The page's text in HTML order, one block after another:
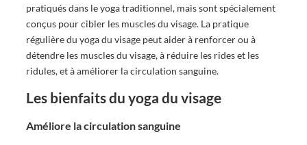
pratiqués dans le yoga traditionnel, mais sont spécialement
conçus pour cibler les muscles du visage. La pratique
régulière du yoga du visage peut aider à renforcer ou à
détendre les muscles du visage, à réduire les rides et les
ridules, et à améliorer la circulation sanguine.
Les bienfaits du yoga du visage
Améliore la circulation sanguine